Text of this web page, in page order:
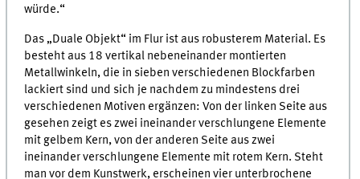
würde.“
Das „Duale Objekt“ im Flur ist aus robusterem Material. Es
besteht aus 18 vertikal nebeneinander montierten
Metallwinkeln, die in sieben verschiedenen Blockfarben
lackiert sind und sich je nachdem zu mindestens drei
verschiedenen Motiven ergänzen: Von der linken Seite aus
gesehen zeigt es zwei ineinander verschlungene Elemente
mit gelbem Kern, von der anderen Seite aus zwei
ineinander verschlungene Elemente mit rotem Kern. Steht
man vor dem Kunstwerk, erscheinen vier unterbrochene